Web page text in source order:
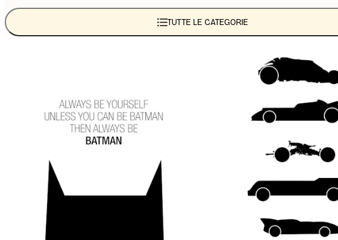
TUTTE LE CATEGORIE